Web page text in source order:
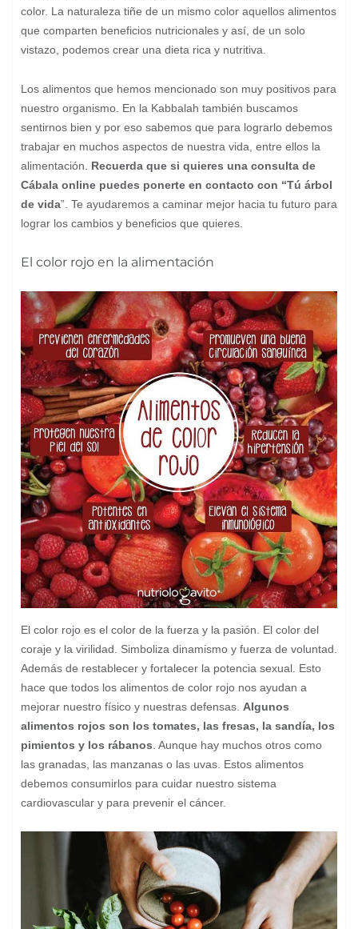
color. La naturaleza tiñe de un mismo color aquellos alimentos
que comparten beneficios nutricionales y así, de un solo
vistazo, podemos crear una dieta rica y nutritiva.
Los alimentos que hemos mencionado son muy positivos para
nuestro organismo. En la Kabbalah también buscamos
sentirnos bien y por eso sabemos que para lograrlo debemos
trabajar en muchos aspectos de nuestra vida, entre ellos la
alimentación. Recuerda que si quieres una consulta de
Cábala online puedes ponerte en contacto con “Tú árbol
de vida”. Te ayudaremos a caminar mejor hacia tu futuro para
lograr los cambios y beneficios que quieres.
El color rojo en la alimentación
El color rojo es el color de la fuerza y la pasión. El color del
coraje y la virilidad. Simboliza dinamismo y fuerza de voluntad.
Además de restablecer y fortalecer la potencia sexual. Esto
hace que todos los alimentos de color rojo nos ayudan a
mejorar nuestro físico y nuestras defensas. Algunos
alimentos rojos son los tomates, las fresas, la sandía, los
pimientos y los rábanos. Aunque hay muchos otros como
las granadas, las manzanas o las uvas. Estos alimentos
debemos consumirlos para cuidar nuestro sistema
cardiovascular y para prevenir el cáncer.